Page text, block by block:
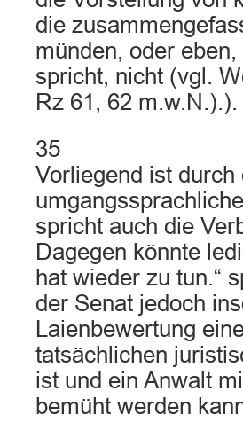
die
münden, oder
spricht, nicht (vgl.
Rz 61, 62 m.w.N.).).
35
Vorliegend ist durch
spricht auch die
Dagegen könnte
hat wieder zu tun.“
der Senat jedoch
Laienbewertung
tatsächlichen
ist und ein Anwalt
bemüht werden